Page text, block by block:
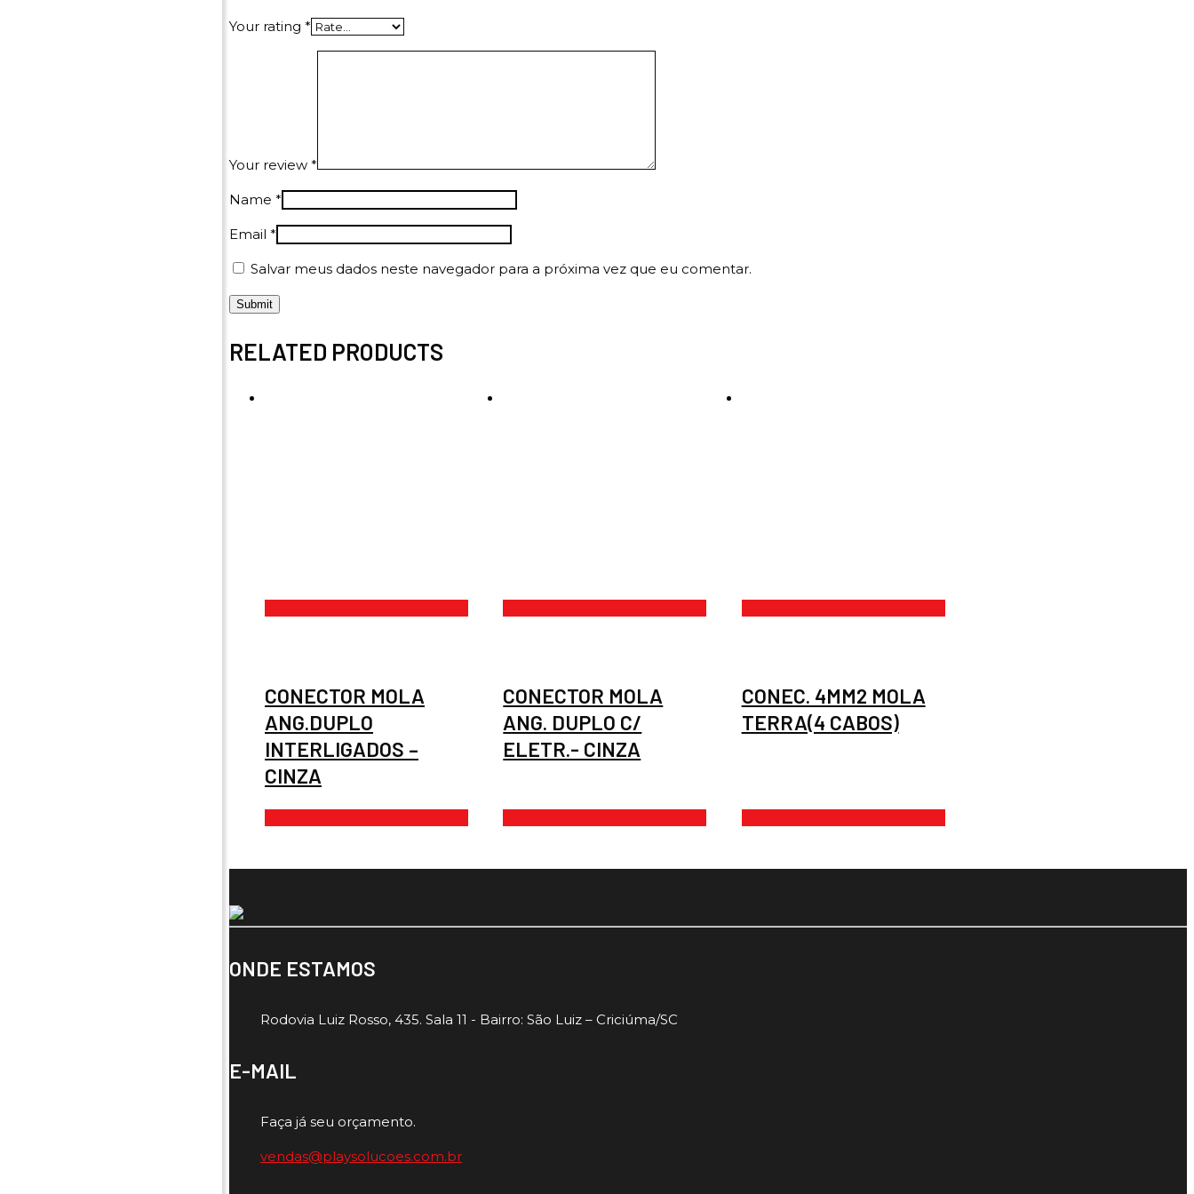
Your rating *
Your review *
Name *
Email *
Salvar meus dados neste navegador para a próxima vez que eu comentar.
RELATED PRODUCTS
CONECTOR MOLA
ANG.DUPLO
INTERLIGADOS –
CINZA
CONECTOR MOLA
ANG. DUPLO C/
ELETR.- CINZA
CONEC. 4MM2 MOLA
TERRA(4 CABOS)
ONDE ESTAMOS
Rodovia Luiz Rosso, 435. Sala 11 - Bairro: São Luiz – Criciúma/SC
E-MAIL
Faça já seu orçamento.
vendas@playsolucoes.com.br